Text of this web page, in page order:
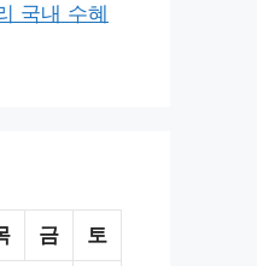
국내 수혜
금 토